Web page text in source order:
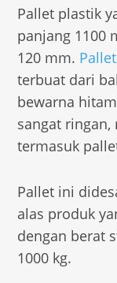
Pallet plastik
panjang 1100
120 mm.
terbuat dari
bewarna
sangat
termasuk
Pallet ini
alas produk
dengan berat
1000 kg.